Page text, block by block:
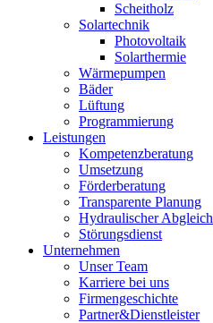
Scheitholz
Solartechnik
Photovoltaik
Solarthermie
Wärmepumpen
Bäder
Lüftung
Programmierung
Leistungen
Kompetenzberatung
Umsetzung
Förderberatung
Transparente Planung
Hydraulischer Abgleich
Störungsdienst
Unternehmen
Unser Team
Karriere bei uns
Firmengeschichte
Partner&Dienstleister